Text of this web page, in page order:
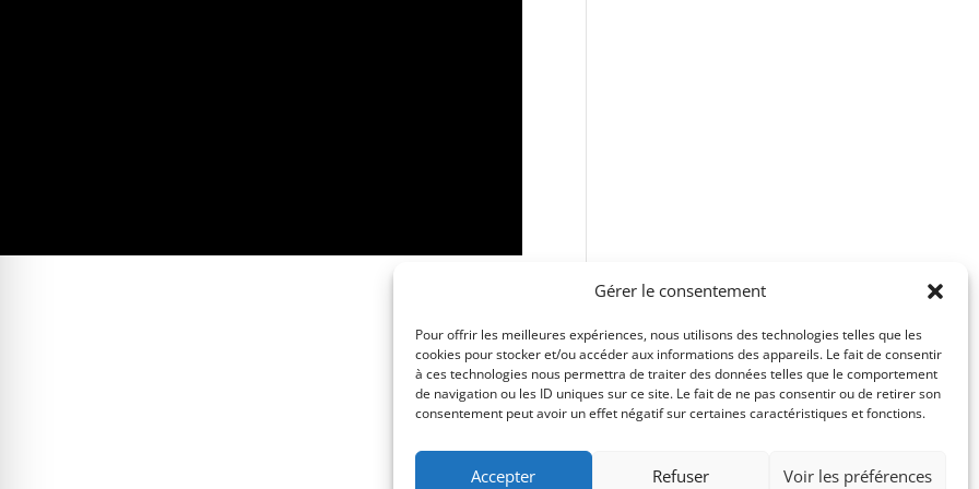
Gérer le consentement
Pour offrir les meilleures expériences, nous utilisons des technologies telles que les
cookies pour stocker et/ou accéder aux informations des appareils. Le fait de consentir
à ces technologies nous permettra de traiter des données telles que le comportement
de navigation ou les ID uniques sur ce site. Le fait de ne pas consentir ou de retirer son
consentement peut avoir un effet négatif sur certaines caractéristiques et fonctions.
Accepter Refuser Voir les préférences